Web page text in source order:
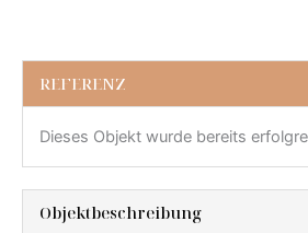
REFERENZ
Dieses Objekt wurde bereits
Objekt­beschreibung